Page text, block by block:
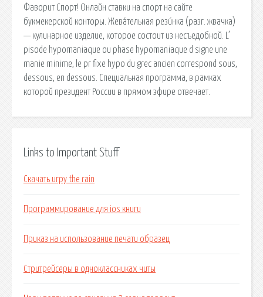
Фаворит Спорт! Онлайн ставки на спорт на сайте
букмекерской конторы. Жева́тельная рези́нка (разг. жвачка)
— кулинарное изделие, которое состоит из несъедобной. L’
pisode hypomaniaque ou phase hypomaniaque d signe une
manie minime, le pr fixe hypo du grec ancien correspond sous,
dessous, en dessous. Специальная программа, в рамках
которой президент России в прямом эфире отвечает.
Links to Important Stuff
Скачать игру the rain
Программирование для ios книги
Приказ на использование печати образец
Стритрейсеры в одноклассниках читы